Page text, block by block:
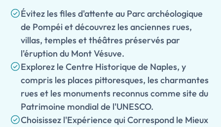
Évitez les files d'attente au Parc archéologique
de Pompéi et découvrez les anciennes rues,
villas, temples et théâtres préservés par
l'éruption du Mont Vésuve.
Explorez le Centre Historique de Naples, y
compris les places pittoresques, les charmantes
rues et les monuments reconnus comme site du
Patrimoine mondial de l'UNESCO.
Choisissez l'Expérience qui Correspond le Mieux